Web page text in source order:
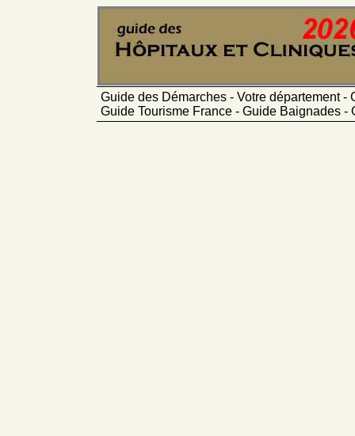
Guide des Démarches - Votre département
Guide Tourisme France - Guide Baignades